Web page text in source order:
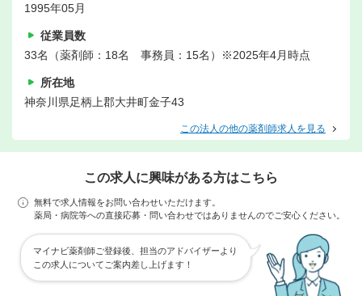
1995年05月
従業員数
33名（薬剤師：18名 事務員：15名）※2025年4月時点
所在地
神奈川県足柄上郡大井町金子43
この法人の他の薬剤師求人を見る
この求人に興味がある方はこちら
無料で求人情報をお問い合わせいただけます。
薬局・病院等への直接応募・問い合わせではありませんのでご安心ください。
マイナビ薬剤師ご登録後、担当のアドバイザーより
この求人についてご案内差し上げます！